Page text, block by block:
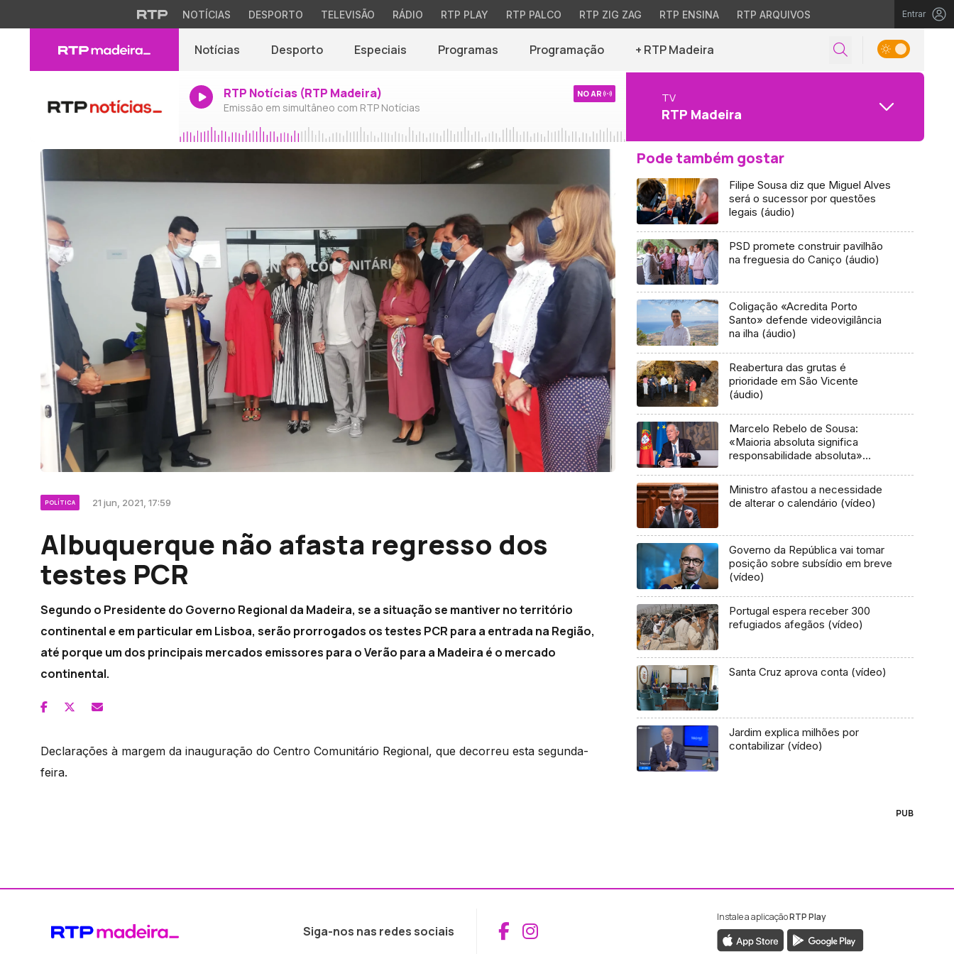
NOTÍCIAS DESPORTO TELEVISÃO RÁDIO RTP PLAY RTP PALCO RTP ZIG ZAG RTP ENSINA RTP ARQUIVOS Entrar
Notícias Desporto Especiais Programas Programação + RTP Madeira
RTP Notícias (RTP Madeira)
Emissão em simultâneo com RTP Notícias
NO AR TV
RTP Madeira
POLÍTICA 21 jun, 2021, 17:59
Albuquerque não afasta regresso dos
testes PCR
Segundo o Presidente do Governo Regional da Madeira, se a situação se mantiver no território
continental e em particular em Lisboa, serão prorrogados os testes PCR para a entrada na Região,
até porque um dos principais mercados emissores para o Verão para a Madeira é o mercado
continental.
Declarações à margem da inauguração do Centro Comunitário Regional, que decorreu esta segunda-
feira.
Pode também gostar
Filipe Sousa diz que Miguel Alves
será o sucessor por questões
legais (áudio)
PSD promete construir pavilhão
na freguesia do Caniço (áudio)
Coligação «Acredita Porto
Santo» defende videovigilância
na ilha (áudio)
Reabertura das grutas é
prioridade em São Vicente
(áudio)
Marcelo Rebelo de Sousa:
«Maioria absoluta significa
responsabilidade absoluta»
Ministro afastou a necessidade
de alterar o calendário (vídeo)
Governo da República vai tomar
posição sobre subsídio em breve
(vídeo)
Portugal espera receber 300
refugiados afegãos (vídeo)
Santa Cruz aprova conta (vídeo)
Jardim explica milhões por
contabilizar (vídeo)
PUB
Siga-nos nas redes sociais Aceder ao Facebook da RTP Madeira
Aceder ao Instagram da RTP Madeira
Instale a aplicaçãoRTP Play